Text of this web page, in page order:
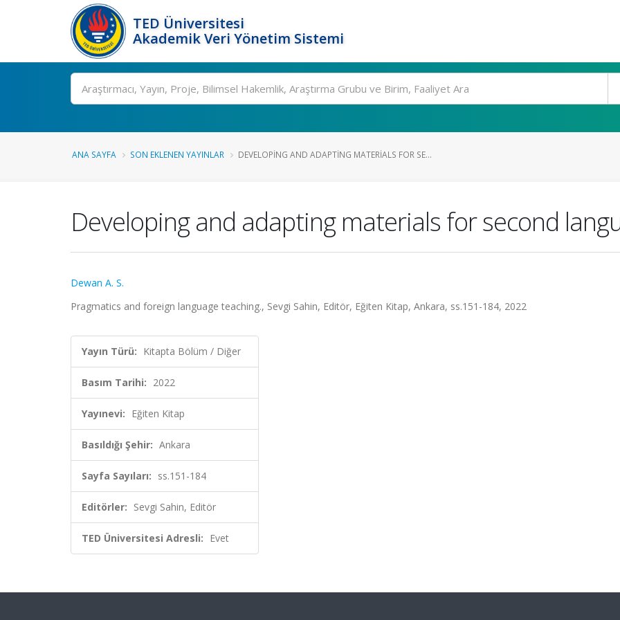
TED Üniversitesi
Akademik Veri Yönetim Sistemi
Ara
ANA SAYFA SON EKLENEN YAYINLAR DEVELOPING AND ADAPTING MATERIALS FOR SE...
Developing and adapting materials for second
Dewan A. S.
Pragmatics and foreign language teaching., Sevgi Sahin, Editör, Eğiten Kitap, Ankara, ss.151-184, 2022
Yayın Türü: Kitapta Bölüm / Diğer
Basım Tarihi: 2022
Yayınevi: Eğiten Kitap
Basıldığı Şehir: Ankara
Sayfa Sayıları: ss.151-184
Editörler: Sevgi Sahin, Editör
TED Üniversitesi Adresli: Evet